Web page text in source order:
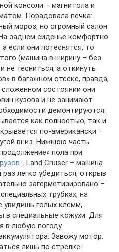
консоли – магнитола и
Порадовала печка:
мороз, но огромный салон
заднем сиденье комфортно
если они потеснятся, то
(машина в ширину – без
тесниться, а откинуть
в багажном отсеке, правда,
состоянии они
кузова и не занимают
демонтируются.
как полностью, так и
по-американски –
вниз. Нижнюю часть
пола при
… Land Cruiser – машина
легко убедиться, открыв
загерметизировано –
трубках, на
увидишь голых клемм,
в специальные кожухи. Для
в любую погоду
Завожу мотор.
лишь по стрелке